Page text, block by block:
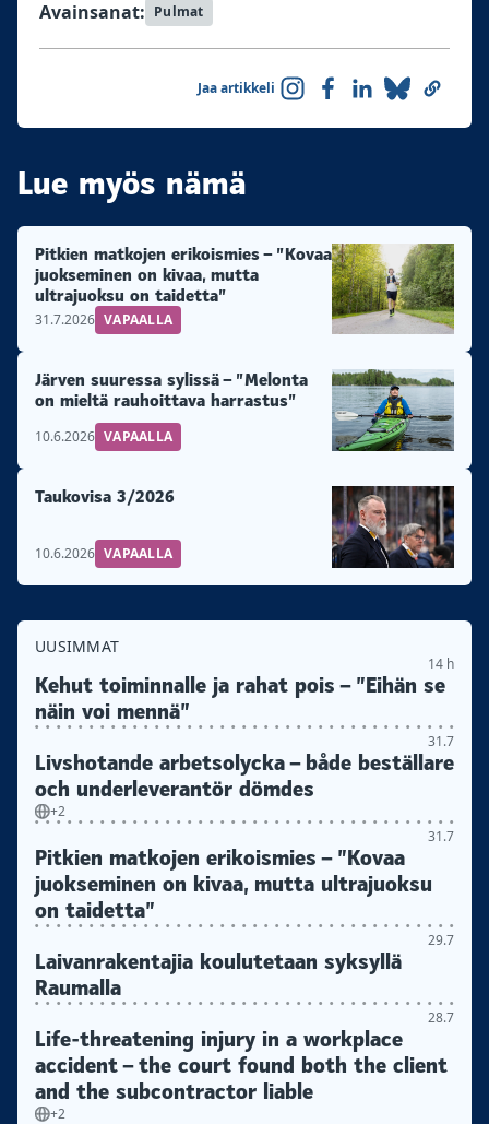
Avainsanat: Pulmat
Jaa artikkeli
Lue myös nämä
Pitkien matkojen erikoismies – ”Kovaa
juokseminen on kivaa, mutta
ultrajuoksu on taidetta”
31.7.2026 VAPAALLA
Järven suuressa sylissä – ”Melonta
on mieltä rauhoittava harrastus”
10.6.2026 VAPAALLA
Taukovisa 3/2026
10.6.2026 VAPAALLA
UUSIMMAT
14 h
Kehut toiminnalle ja rahat pois – ”Eihän se
näin voi mennä”
31.7
Livshotande arbetsolycka – både beställare
och underleverantör dömdes
+2
31.7
Pitkien matkojen erikoismies – ”Kovaa
juokseminen on kivaa, mutta ultrajuoksu
on taidetta”
29.7
Laivanrakentajia koulutetaan syksyllä
Raumalla
28.7
Life-threatening injury in a workplace
accident – the court found both the client
and the subcontractor liable
+2